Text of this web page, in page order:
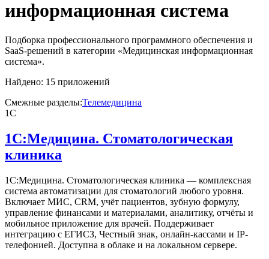
информационная система
Подборка профессионального программного обеспечения и
SaaS-решений в категории «Медицинская информационная
система».
Найдено: 15 приложений
Смежные разделы:Телемедицина
1С
1С:Медицина. Стоматологическая
клиника
1С:Медицина. Стоматологическая клиника — комплексная
система автоматизации для стоматологий любого уровня.
Включает МИС, CRM, учёт пациентов, зубную формулу,
управление финансами и материалами, аналитику, отчёты и
мобильное приложение для врачей. Поддерживает
интеграцию с ЕГИСЗ, Честный знак, онлайн-кассами и IP-
телефонией. Доступна в облаке и на локальном сервере.